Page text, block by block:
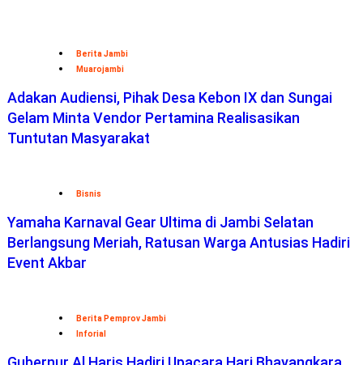
Berita Jambi
Muarojambi
Adakan Audiensi, Pihak Desa Kebon IX dan Sungai
Gelam Minta Vendor Pertamina Realisasikan
Tuntutan Masyarakat
Bisnis
Yamaha Karnaval Gear Ultima di Jambi Selatan
Berlangsung Meriah, Ratusan Warga Antusias Hadiri
Event Akbar
Berita Pemprov Jambi
Inforial